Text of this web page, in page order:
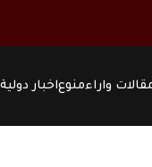
واراءمنوعاخبار دولية